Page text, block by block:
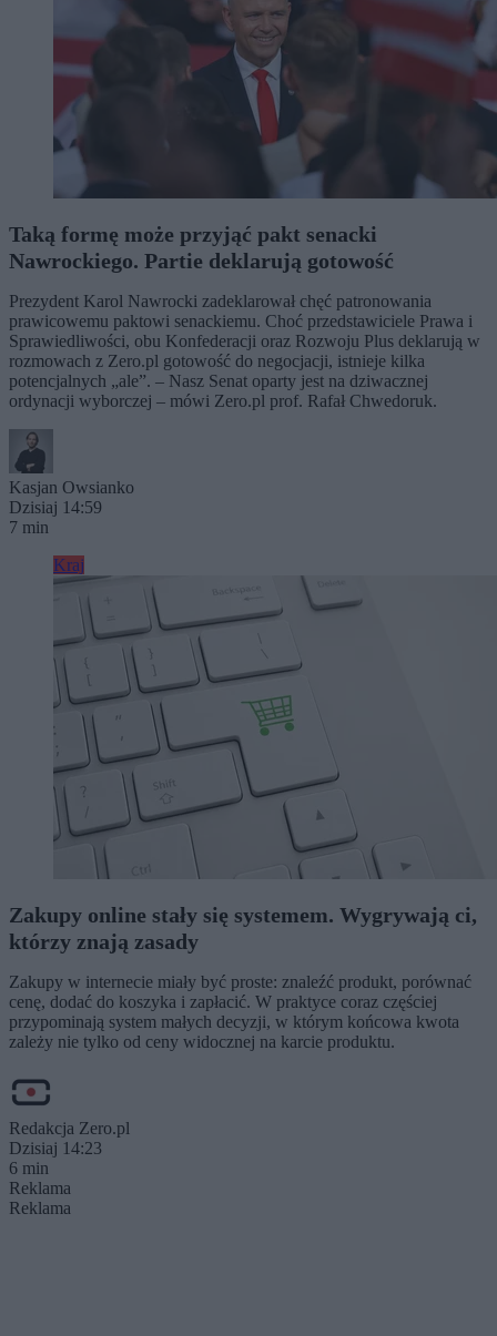
Taką formę może przyjąć pakt senacki
Nawrockiego. Partie deklarują gotowość
Prezydent Karol Nawrocki zadeklarował chęć patronowania
prawicowemu paktowi senackiemu. Choć przedstawiciele Prawa i
Sprawiedliwości, obu Konfederacji oraz Rozwoju Plus deklarują w
rozmowach z Zero.pl gotowość do negocjacji, istnieje kilka
potencjalnych „ale”. – Nasz Senat oparty jest na dziwacznej
ordynacji wyborczej – mówi Zero.pl prof. Rafał Chwedoruk.
Kasjan Owsianko
Dzisiaj 14:59
7 min
Kraj
Zakupy online stały się systemem. Wygrywają ci,
którzy znają zasady
Zakupy w internecie miały być proste: znaleźć produkt, porównać
cenę, dodać do koszyka i zapłacić. W praktyce coraz częściej
przypominają system małych decyzji, w którym końcowa kwota
zależy nie tylko od ceny widocznej na karcie produktu.
Redakcja Zero.pl
Dzisiaj 14:23
6 min
Reklama
Reklama